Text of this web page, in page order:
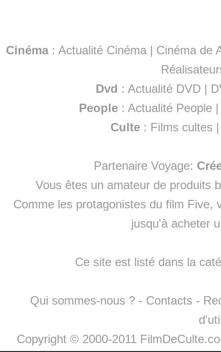
Cinéma: Actualité Cinéma | Cinéma de
Dvd : Actualité DVD |
People :Actualité People
Culte : Films cultes
Partenaire Voyage:
Vous êtes un amateur de produits
Comme les protagonistes du film Five,
jusqu'à acheter
Ce site est listé dans la
Qui sommes-nous ? - Contacts -
Copyright © 2000-2011